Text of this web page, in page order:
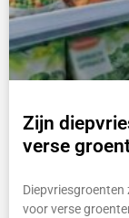
Zijn
verse
voor verse